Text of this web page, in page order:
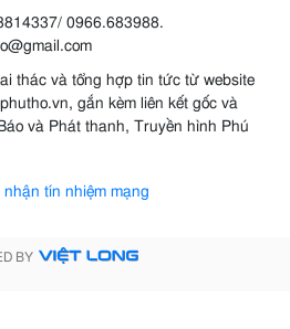
0966.683988.
thác và tổng hợp tin tức từ website
gắn kèm liên kết gốc và
và Phát thanh, Truyền hình Phú
BY